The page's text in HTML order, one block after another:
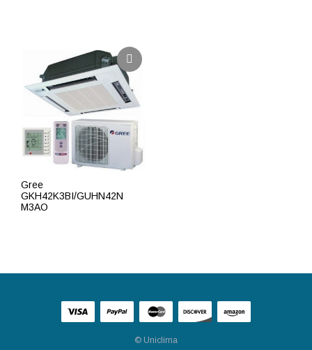
Gree
GKH42K3BI/GUHN42N
M3AO
© Uniclima